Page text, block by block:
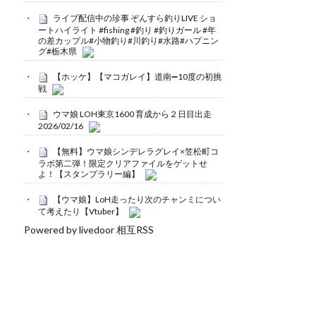
ライブ配信中の珍事 ぞんすら釣りLIVE ショ
ートハイライト #fishing #釣り #釣りガール #年
の差カップル#小物釣り#川釣り#水路#ハプニン
グ#栃木県
【ホッケ】【マコガレイ】道南➖10度の初挑
戦
ウマ娘 LOH東京1600 育成から２日目出走
2026/02/16
【無料】ウマ娘シンデレラグレイ×笠松町コ
ラボ第二弾！限定クリアファイルをゲットせ
よ！【スタンプラリー編】
【ウマ娘】LoH走ったり次のチャンミについ
て考えたり【Vtuber】
Powered by livedoor 相互RSS